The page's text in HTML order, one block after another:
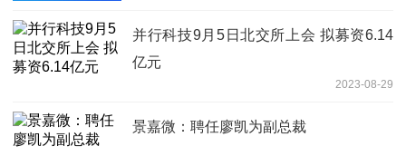
并行科技9月5日北交所上会 拟募资6.14
亿元
2023-08-29
景嘉微：聘任廖凯为副总裁